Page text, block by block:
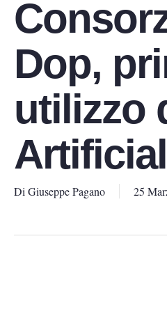
Dop,
utilizzo
Di Giuseppe Pagano 25